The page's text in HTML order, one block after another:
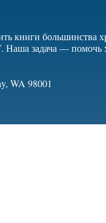
книги большинства
задача — помочь
WA 98001